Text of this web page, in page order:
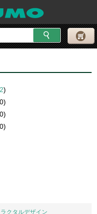
2)
クタルデザイン